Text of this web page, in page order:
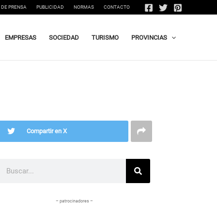
PRENSA PUBLICIDAD NORMAS CONTACTO
EMPRESAS SOCIEDAD TURISMO PROVINCIAS
Compartir en X
– patrocinadores –